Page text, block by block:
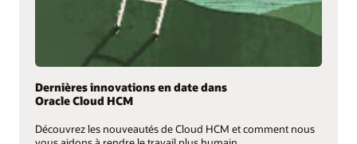
Dernières innovations en date dans
Oracle Cloud HCM
Découvrez les nouveautés de Cloud HCM et comment nous